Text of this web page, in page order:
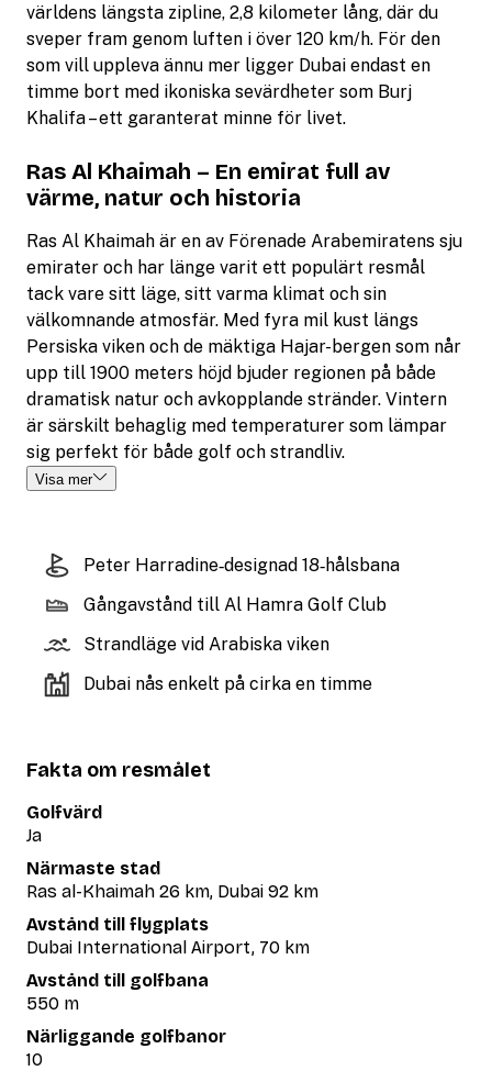
världens längsta zipline, 2,8 kilometer lång, där du
sveper fram genom luften i över 120 km/h. För den
som vill uppleva ännu mer ligger Dubai endast en
timme bort med ikoniska sevärdheter som Burj
Khalifa – ett garanterat minne för livet.
Ras Al Khaimah – En emirat full av
värme, natur och historia
Ras Al Khaimah är en av Förenade Arabemiratens sju
emirater och har länge varit ett populärt resmål
tack vare sitt läge, sitt varma klimat och sin
välkomnande atmosfär. Med fyra mil kust längs
Persiska viken och de mäktiga Hajar-bergen som når
upp till 1900 meters höjd bjuder regionen på både
dramatisk natur och avkopplande stränder. Vintern
är särskilt behaglig med temperaturer som lämpar
sig perfekt för både golf och strandliv.
Visa mer
Peter Harradine‑designad 18‑hålsbana
Gångavstånd till Al Hamra Golf Club
Strandläge vid Arabiska viken
Dubai nås enkelt på cirka en timme
Fakta om resmålet
Golfvärd
Ja
Närmaste stad
Ras al-Khaimah 26 km, Dubai 92 km
Avstånd till flygplats
Dubai International Airport, 70 km
Avstånd till golfbana
550 m
Närliggande golfbanor
10